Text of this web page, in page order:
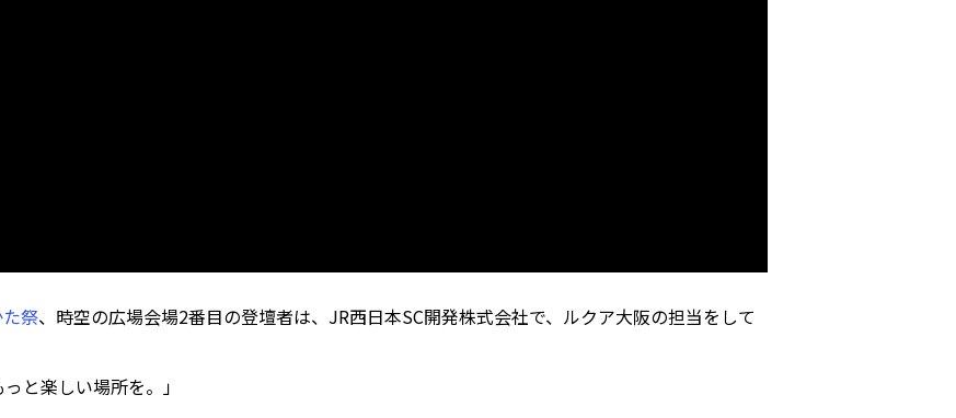
祭、時空の広場会場2番目の登壇者は、JR西日本SC開発株式会社で、ルクア大阪の担当をして
と楽しい場所を。」